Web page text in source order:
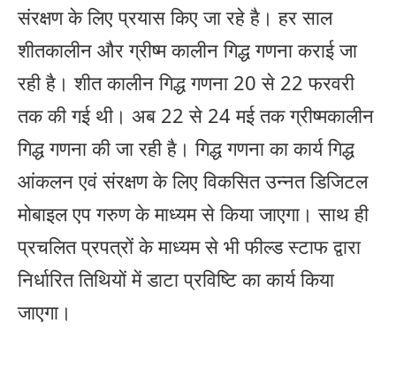
संरक्षण के लिए प्रयास किए जा रहे है। हर साल
शीतकालीन और ग्रीष्म कालीन गिद्ध गणना कराई जा
रही है। शीत कालीन गिद्ध गणना 20 से 22 फरवरी
तक की गई थी। अब 22 से 24 मई तक ग्रीष्मकालीन
गिद्ध गणना की जा रही है। गिद्ध गणना का कार्य गिद्ध
आंकलन एवं संरक्षण के लिए विकसित उन्नत डिजिटल
मोबाइल एप गरुण के माध्यम से किया जाएगा। साथ ही
प्रचलित प्रपत्रों के माध्यम से भी फील्ड स्टाफ द्वारा
निर्धारित तिथियों में डाटा प्रविष्टि का कार्य किया
जाएगा।